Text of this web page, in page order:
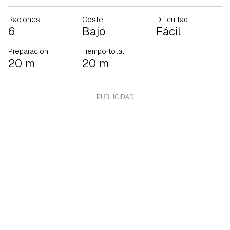
Raciones
6
Coste
Bajo
Dificultad
Fácil
Preparación
20 m
Tiempo total
20 m